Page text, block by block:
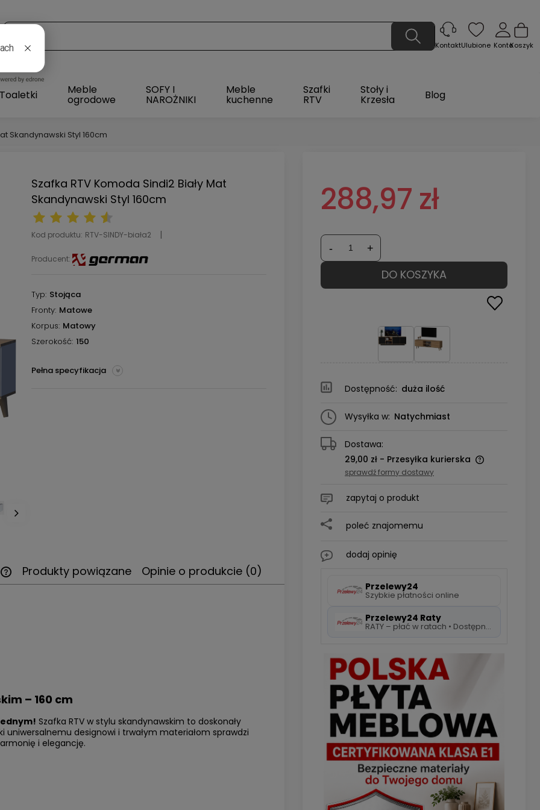
Koszyk
Konto
Ulubione
Kontakt
Meble
ogrodowe
SOFY I
NAROŻNIKI
Meble
kuchenne
Szafki
RTV
Stoły i
Krzesła Blog
Skandynawski Styl 160cm
Szafka RTV Komoda Sindi2 Biały Mat
Skandynawski Styl 160cm
Kod produktu: RTV-SINDY-biała2
Producent:
Typ Stojąca
Fronty Matowe
Korpus Matowy
Szerokość 150
Pełna specyfikacja
Produkty powiązane Opinie o produkcie (0)
– 160 cm
Szafka RTV w stylu skandynawskim to doskonały
designowi i trwałym materiałom sprawdzi
i elegancję.
288,97 zł
- +
DO KOSZYKA
Dostępność: duża ilość
Wysyłka w: Natychmiast
Dostawa:
29,00 zł - Przesyłka kurierska
sprawdź formy dostawy
zapytaj o produkt
poleć znajomemu
dodaj opinię
Przelewy24
Szybkie płatności online
Przelewy24 Raty
RATY – płać w ratach • Dostępne 5 rat 0%